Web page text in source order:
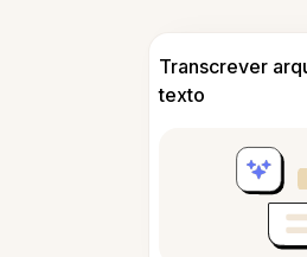
Transcrever
texto